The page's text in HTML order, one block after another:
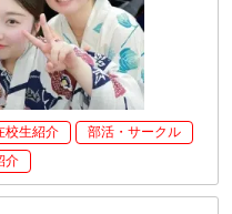
校生紹介
部活・サークル
介